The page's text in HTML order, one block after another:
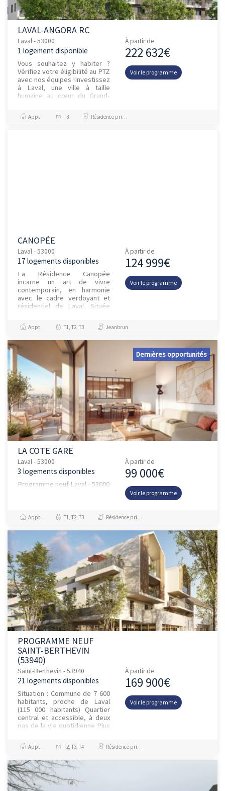
LAVAL-ANGORA RC
Laval - 53000
1 logement disponible
Vous souhaitez y habiter ?
Vérifiez votre éligibilité au PTZ
avec nos équipes !Investissez
à Laval, une ville à taille
humaine au cœur du Grand-
LGVSituée sur l’axe...
À partir de
222 632€
Voir le programme
Appt. T3 Résidence principale / PTZ
CANOPÉE
Laval - 53000
17 logements disponibles
La Résidence Canopée
incarne un art de vivre
contemporain, en harmonie
avec le cadre verdoyant et
résidentiel de Laval. Située
proximité immédiate des
commerces, de...
À partir de
124 999€
Voir le programme
Appt. T1, T2, T3 Jeanbrun
Dernières opportunités
LA COTE GARE
Laval - 53000
3 logements disponibles
Programme neuf Laval - 53000
À partir de
99 000€
Voir le programme
Appt. T1, T2, T3 Résidence principale / PTZ, Investissement et Défiscalisation
PROGRAMME NEUF
SAINT-BERTHEVIN
(53940)
Saint-Berthevin - 53940
21 logements disponibles
Situation : Commune de 7 600
habitants, proche de Laval
(115 000 habitants) Quartier
central et accessible, à deux
pas de la vie quotidienne Plus
emplois,...
À partir de
169 900€
Voir le programme
Appt. T2, T3, T4 Résidence principale / PTZ, Investissement et Défiscalisation